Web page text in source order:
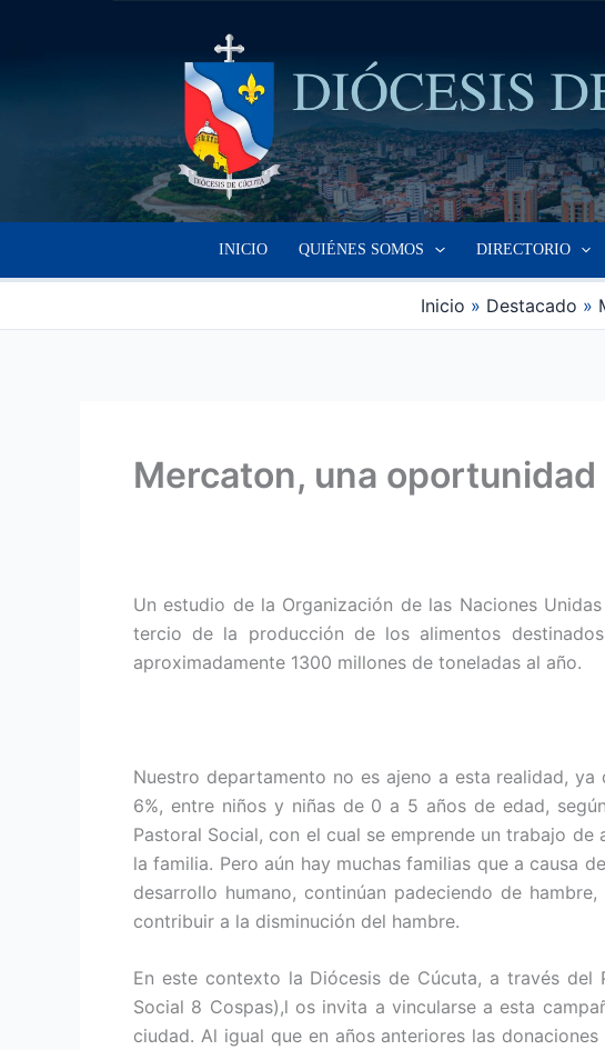
INICIO QUIÉNES SOMOS DIRECTORIO
Inicio Destacado
Mercaton, una
Un estudio de la Organización de las Naciones
tercio de la producción de los alimentos
aproximadamente 1300 millones de toneladas al año.
Nuestro departamento no es ajeno a esta realidad,
6%, entre niños y niñas de 0 a 5 años de edad,
Pastoral Social, con el cual se emprende un trabajo
la familia. Pero aún hay muchas familias que a causa
desarrollo humano, continúan padeciendo de
contribuir a la disminución del hambre.
En este contexto la Diócesis de Cúcuta, a través del
Social 8 Cospas),l os invita a vincularse a esta
ciudad. Al igual que en años anteriores las